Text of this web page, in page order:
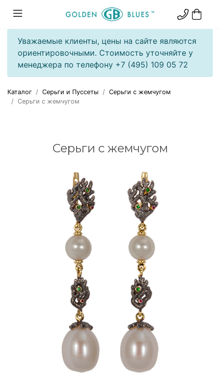
Уважаемые клиенты, цены на сайте являются
ориентировочными. Стоимость уточняйте у
менеджера по телефону +7 (495) 109 05 72
Каталог Серьги и Пуссеты
Серьги с жемчугом
Серьги с жемчугом
Серьги с жемчугом